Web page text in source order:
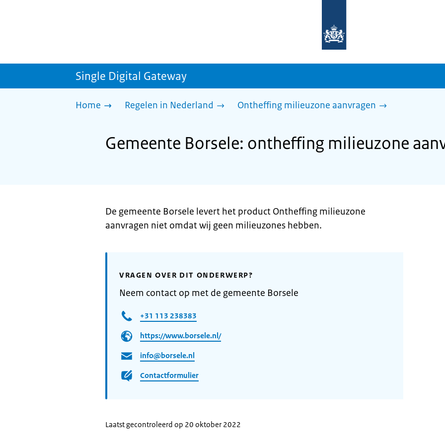
homepage
sdg.rijksoverheid.nl
Single Digital Gateway
Home Regelen in Nederland Ontheffing milieuzone aanvragen
Gemeente Borsele: ontheffing milieuzone
De gemeente Borsele levert het product Ontheffing milieuzone
aanvragen niet omdat wij geen milieuzones hebben.
VRAGEN OVER DIT ONDERWERP?
Neem contact op met de gemeente Borsele
+31 113 238383
https://www.borsele.nl/
info@borsele.nl
Contactformulier
Laatst gecontroleerd op 20 oktober 2022